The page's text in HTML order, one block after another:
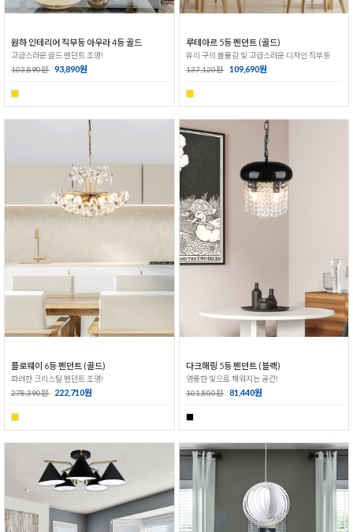
원하 인테리어 직부등 아우라 4등 골드
고급스러운 골드 펜던트 조명!
103,890원 93,890원
루테아르 5등 펜던트 (골드)
유리 구의 볼륨감 빛 고급스러운 디자인 직부등
137,120원 109,690원
플로웨이 6등 펜던트 (골드)
화려한 크리스탈 펜던트 조명!
278,390원 222,710원
다크해링 5등 펜던트 (블랙)
영롱한 빛으로 채워지는 공간!
101,800원 81,440원